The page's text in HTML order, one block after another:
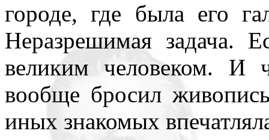
городе, где была его
Неразрешимая
великим человеком. И
вообще бросил
иных знакомых